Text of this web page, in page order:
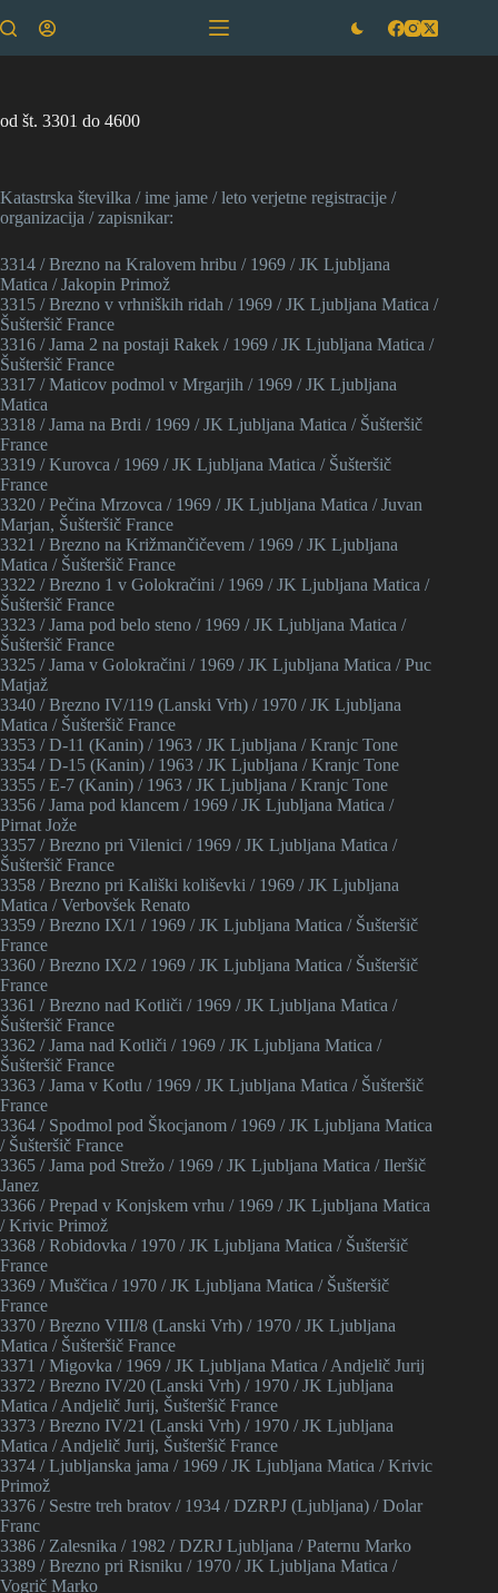
to
od št. 3301 do 4600
Katastrska številka / ime jame / leto verjetne registracije /
organizacija / zapisnikar:
3314 / Brezno na Kralovem hribu / 1969 / JK Ljubljana
Matica / Jakopin Primož
3315 / Brezno v vrhniških ridah / 1969 / JK Ljubljana Matica /
Šušteršič France
3316 / Jama 2 na postaji Rakek / 1969 / JK Ljubljana Matica /
Šušteršič France
3317 / Maticov podmol v Mrgarjih / 1969 / JK Ljubljana
Matica
3318 / Jama na Brdi / 1969 / JK Ljubljana Matica / Šušteršič
France
3319 / Kurovca / 1969 / JK Ljubljana Matica / Šušteršič
France
3320 / Pečina Mrzovca / 1969 / JK Ljubljana Matica / Juvan
Marjan, Šušteršič France
3321 / Brezno na Križmančičevem / 1969 / JK Ljubljana
Matica / Šušteršič France
3322 / Brezno 1 v Golokračini / 1969 / JK Ljubljana Matica /
Šušteršič France
3323 / Jama pod belo steno / 1969 / JK Ljubljana Matica /
Šušteršič France
3325 / Jama v Golokračini / 1969 / JK Ljubljana Matica / Puc
Matjaž
3340 / Brezno IV/119 (Lanski Vrh) / 1970 / JK Ljubljana
Matica / Šušteršič France
3353 / D-11 (Kanin) / 1963 / JK Ljubljana / Kranjc Tone
3354 / D-15 (Kanin) / 1963 / JK Ljubljana / Kranjc Tone
3355 / E-7 (Kanin) / 1963 / JK Ljubljana / Kranjc Tone
3356 / Jama pod klancem / 1969 / JK Ljubljana Matica /
Pirnat Jože
3357 / Brezno pri Vilenici / 1969 / JK Ljubljana Matica /
Šušteršič France
3358 / Brezno pri Kališki koliševki / 1969 / JK Ljubljana
Matica / Verbovšek Renato
3359 / Brezno IX/1 / 1969 / JK Ljubljana Matica / Šušteršič
France
3360 / Brezno IX/2 / 1969 / JK Ljubljana Matica / Šušteršič
France
3361 / Brezno nad Kotliči / 1969 / JK Ljubljana Matica /
Šušteršič France
3362 / Jama nad Kotliči / 1969 / JK Ljubljana Matica /
Šušteršič France
3363 / Jama v Kotlu / 1969 / JK Ljubljana Matica / Šušteršič
France
3364 / Spodmol pod Škocjanom / 1969 / JK Ljubljana Matica
/ Šušteršič France
3365 / Jama pod Strežo / 1969 / JK Ljubljana Matica / Ileršič
Janez
3366 / Prepad v Konjskem vrhu / 1969 / JK Ljubljana Matica
/ Krivic Primož
3368 / Robidovka / 1970 / JK Ljubljana Matica / Šušteršič
France
3369 / Muščica / 1970 / JK Ljubljana Matica / Šušteršič
France
3370 / Brezno VIII/8 (Lanski Vrh) / 1970 / JK Ljubljana
Matica / Šušteršič France
3371 / Migovka / 1969 / JK Ljubljana Matica / Andjelič Jurij
3372 / Brezno IV/20 (Lanski Vrh) / 1970 / JK Ljubljana
Matica / Andjelič Jurij, Šušteršič France
3373 / Brezno IV/21 (Lanski Vrh) / 1970 / JK Ljubljana
Matica / Andjelič Jurij, Šušteršič France
3374 / Ljubljanska jama / 1969 / JK Ljubljana Matica / Krivic
Primož
3376 / Sestre treh bratov / 1934 / DZRPJ (Ljubljana) / Dolar
Franc
3386 / Zalesnika / 1982 / DZRJ Ljubljana / Paternu Marko
3389 / Brezno pri Risniku / 1970 / JK Ljubljana Matica /
Vogrič Marko